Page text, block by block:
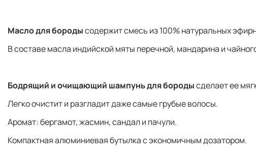
Масло для бородысодержит смесь из 100% натуральных
В составе масла индийской мяты перечной, мандарина и
Бодрящий и очищающий шампунь для бородысделает ее
Легко очистит и разгладит даже самые грубые волосы.
Аромат: бергамот, жасмин, сандал и пачули.
Компактная алюминиевая бутылка с экономичным дозатором.